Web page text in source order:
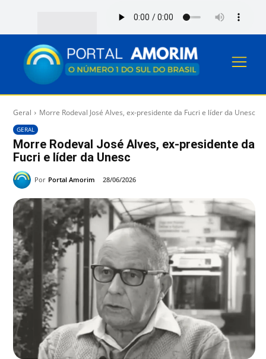
Geral Morre Rodeval José Alves, ex-presidente da Fucri e líder da Unesc
GERAL
Morre Rodeval José Alves, ex-presidente da
Fucri e líder da Unesc
Por Portal Amorim 28/06/2026